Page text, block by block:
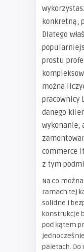
konkretną,
Dlatego
prostu
można
pracownicy
danego
wykonanie,
commerce
z tym
Na co
ramach tej
solidne i
konstrukcje
pod kątem
paletach. Do